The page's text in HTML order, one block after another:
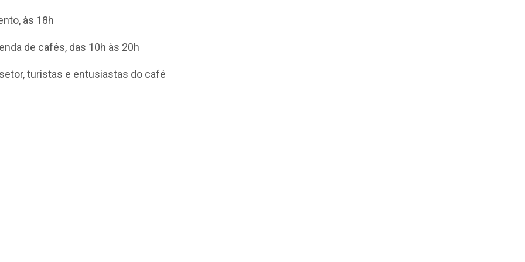
às 18h
de cafés, das 10h às 20h
turistas e entusiastas do café